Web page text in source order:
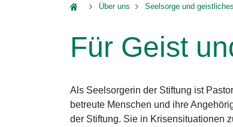
Das Rauhe Haus
Über uns Seelsorge und
Für Geist
Als Seelsorgerin der Stiftung ist
betreute Menschen und ihre
der Stiftung. Sie in Krisensituationen